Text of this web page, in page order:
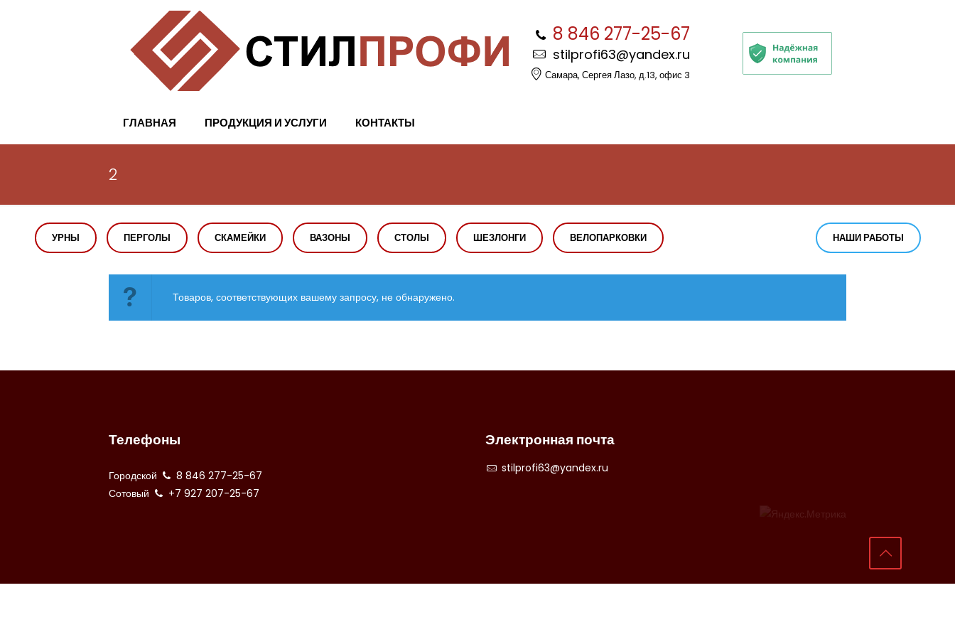
ГЛАВНАЯ ПРОДУКЦИЯ И УСЛУГИ КОНТАКТЫ
8 846 277-25-67
stilprofi63@yandex.ru
Самара, Сергея Лазо, д.13, офис 3
2
УРНЫ ПЕРГОЛЫ СКАМЕЙКИ ВАЗОНЫ СТОЛЫ ШЕЗЛОНГИ ВЕЛОПАРКОВКИ НАШИ РАБОТЫ
Товаров, соответствующих вашему запросу, не обнаружено.
Телефоны
Городской
8 846 277-25-67
Сотовый
+7 927 207-25-67
Электронная почта
stilprofi63@yandex.ru